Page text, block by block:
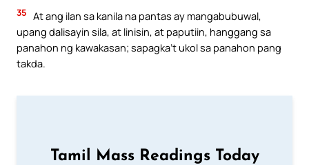
35 At ang ilan sa kanila na pantas ay mangabubuwal,
upang dalisayin sila, at linisin, at paputiin, hanggang sa
panahon ng kawakasan; sapagka’t ukol sa panahon pang
takda.
Tamil Mass Readings Today